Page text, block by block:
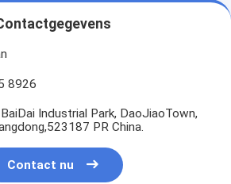
8926
Industrial Park, DaoJiaoTown,
PR China.
Contact nu